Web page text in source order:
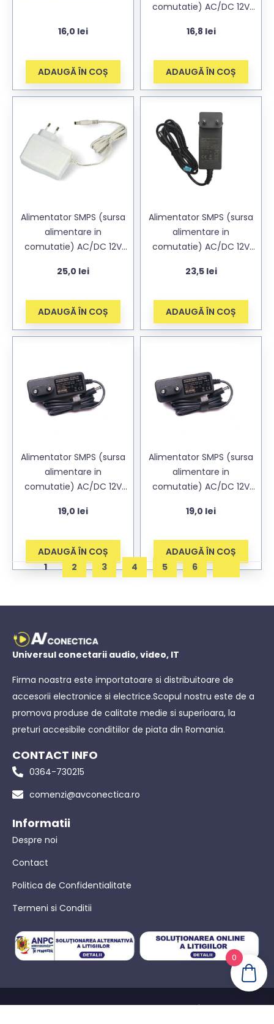
16,0 lei
ADAUGĂ ÎN COȘ
comutatie) AC/DC 12V
camere cu mufa
145cm
16,8 lei
ADAUGĂ ÎN COȘ
Alimentator SMPS (sursa
alimentare in
comutatie) AC/DC 12V
camere cu mufa
150cm
25,0 lei
ADAUGĂ ÎN COȘ
Alimentator SMPS (sursa
alimentare in
comutatie) AC/DC 12V
camere cu mufa
175cm
23,5 lei
ADAUGĂ ÎN COȘ
Alimentator SMPS (sursa
alimentare in
comutatie) AC/DC 12V
camere cu mufa
140cm
19,0 lei
ADAUGĂ ÎN COȘ
Alimentator SMPS (sursa
alimentare in
comutatie) AC/DC 12V
camere cu mufa
140cm
19,0 lei
ADAUGĂ ÎN COȘ
1
2 3 4 5 6
Universul conectarii audio, video, IT
Firma noastra este importatoare si distribuitoare de
accesorii electronice si electrice.Scopul nostru este de a
promova produse de calitate medie si superioara, la
preturi accesibile conditiilor de piata din Romania.
CONTACT INFO
0364-730215
comenzi@avconectica.ro
Informatii
Despre noi
Contact
Politica de Confidentialitate
Termeni si Conditii
© AVConectica – Toate drepturile rezervate! |Politica de
0